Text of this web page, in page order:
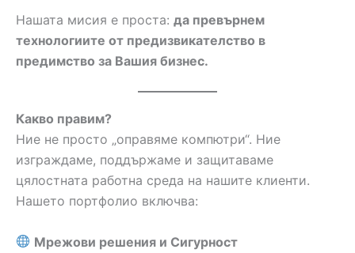
Нашата мисия е проста: да превърнем
технологиите от предизвикателство в
предимство за Вашия бизнес.
Какво правим?
Ние не просто „оправяме компютри“. Ние
изграждаме, поддържаме и защитаваме
цялостната работна среда на нашите клиенти.
Нашето портфолио включва:
Мрежови решения и Сигурност